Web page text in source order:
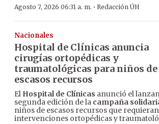
Agosto 7, 2026 06:31 a. m. · Redacción ÚH
Nacionales
Hospital de Clínicas anuncia
cirugías ortopédicas y
traumatológicas para niños de
escasos recursos
El Hospital de Clínicas anunció el
segunda edición de la campaña
niños de escasos recursos que
intervenciones ortopédicas y